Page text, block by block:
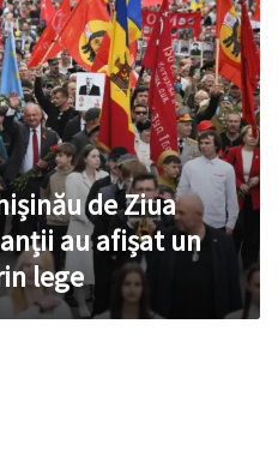
de Ziua
au afișat un
lege